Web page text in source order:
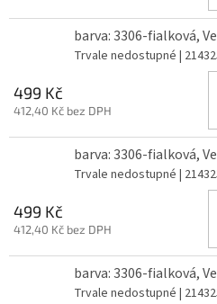
barva: 3306-fialková,
Trvale nedostupné |
499 Kč
412,40 Kč bez DPH
barva: 3306-fialková,
Trvale nedostupné |
499 Kč
412,40 Kč bez DPH
barva: 3306-fialková,
Trvale nedostupné |